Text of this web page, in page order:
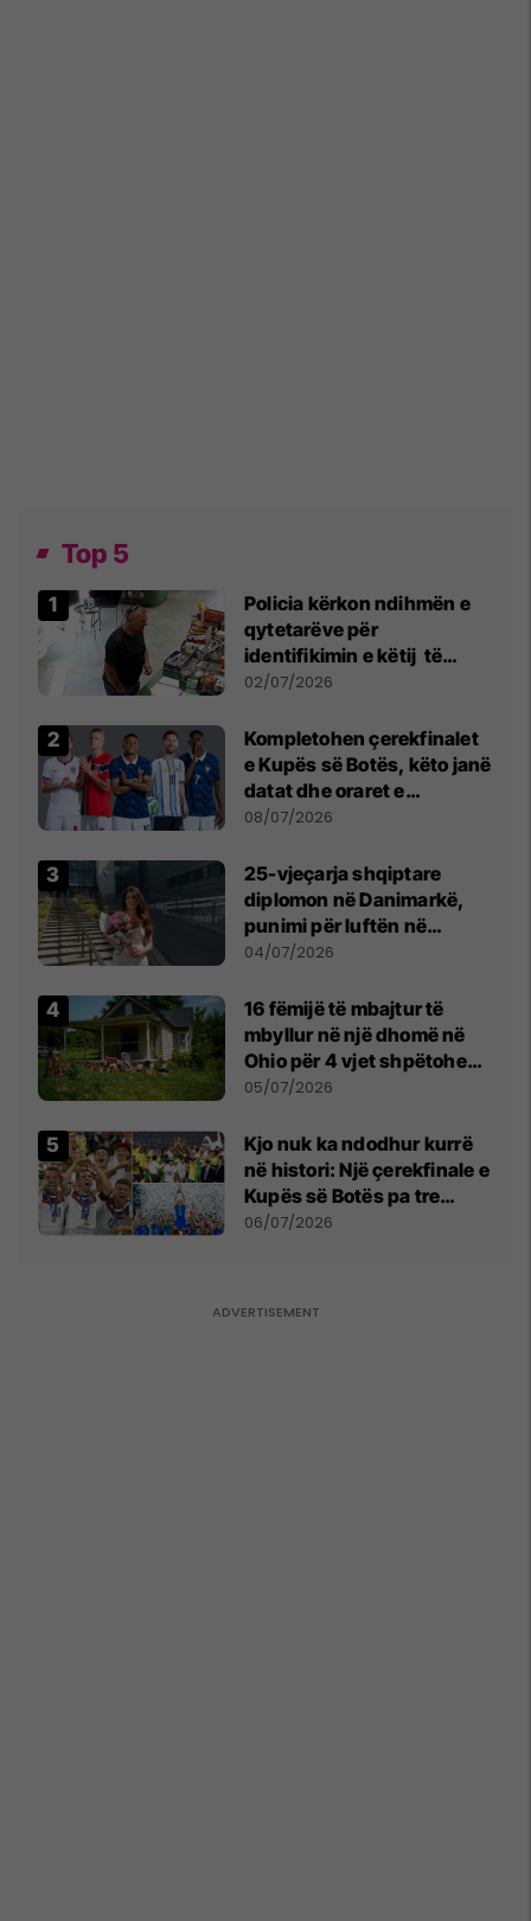
Top 5
Policia kërkon ndihmën e
qytetarëve për
identifikimin e këtij të
dyshuari
02/07/2026
Kompletohen çerekfinalet
e Kupës së Botës, këto janë
datat dhe oraret e
ndeshjeve
08/07/2026
25-vjeçarja shqiptare
diplomon në Danimarkë,
punimi për luftën në
Kosovë vlerësohet me
04/07/2026
16 fëmijë të mbajtur të
mbyllur në një dhomë në
Ohio për 4 vjet shpëtohen -
tani ata i pret një sfidë e
05/07/2026
Kjo nuk ka ndodhur kurrë
në histori: Një çerekfinale e
Kupës së Botës pa tre
vendet legjendare të
06/07/2026